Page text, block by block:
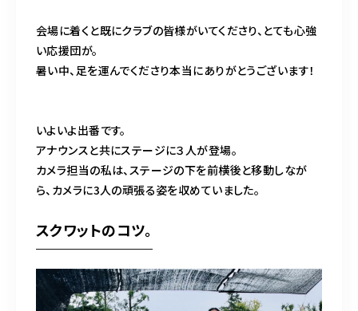
会場に着くと既にクラブの皆様がいてくださり、とても心強
い応援団が。
暑い中、足を運んでくださり本当にありがとうございます！
いよいよ出番です。
アナウンスと共にステージに３人が登場。
カメラ担当の私は、ステージの下を前横後と移動しなが
ら、カメラに3人の頑張る姿を収めていました。
スクワットのコツ。